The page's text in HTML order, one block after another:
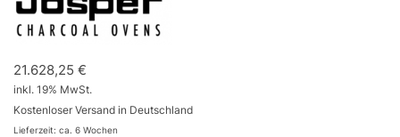
21.628,25 €
inkl. 19% MwSt.
Kostenloser Versand in Deutschland
Lieferzeit: ca. 6 Wochen